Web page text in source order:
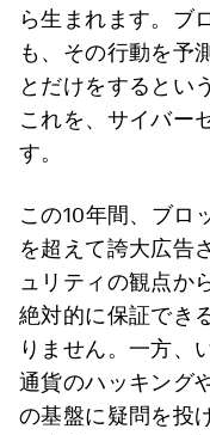
ら生まれます。ブ
も、その行動を予
とだけをするとい
これを、サイバー
す。
この10年間、ブロ
を超えて誇大広告
ュリティの観点か
絶対的に保証でき
りません。一方、
通貨のハッキング
の基盤に疑問を投